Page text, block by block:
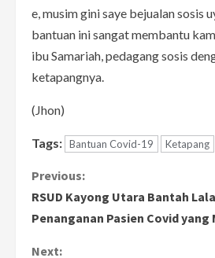
e, musim gini saye bejualan sosis
bantuan ini sangat membantu
ibu Samariah, pedagang sosis
ketapangnya.
(Jhon)
Tags: Bantuan Covid-19 Ketapang
C
o
n
Previous:
RSUD Kayong Utara Bantah
Penanganan Pasien Covid yang
Next: